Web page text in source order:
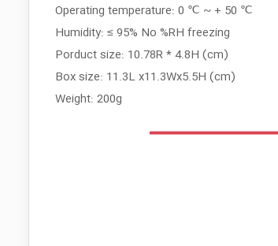
Operating temperature: 0 ℃ ~ + 50 ℃
Humidity: ≤ 95% No %RH freezing
Porduct size: 10.78R * 4.8H (cm)
Box size: 11.3L x11.3Wx5.5H (cm)
Weight: 200g